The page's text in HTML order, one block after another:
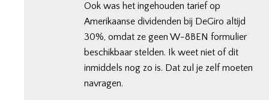
Ook was het ingehouden tarief op
Amerikaanse dividenden bij DeGiro altijd
30%, omdat ze geen W-8BEN formulier
beschikbaar stelden. Ik weet niet of dit
inmiddels nog zo is. Dat zul je zelf moeten
navragen.